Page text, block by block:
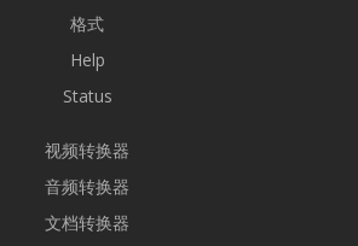
格式
Help
Status
视频转换器
音频转换器
文档转换器